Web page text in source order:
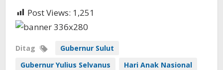
Post Views: 1,251
Ditag
Gubernur Sulut
Gubernur Yulius Selvanus
Hari Anak Nasional